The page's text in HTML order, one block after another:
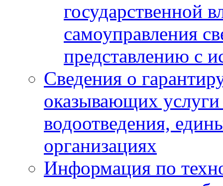
государственной
самоуправления
представлению с
Сведения о
оказывающих
водоотведения,
организациях
Информация по